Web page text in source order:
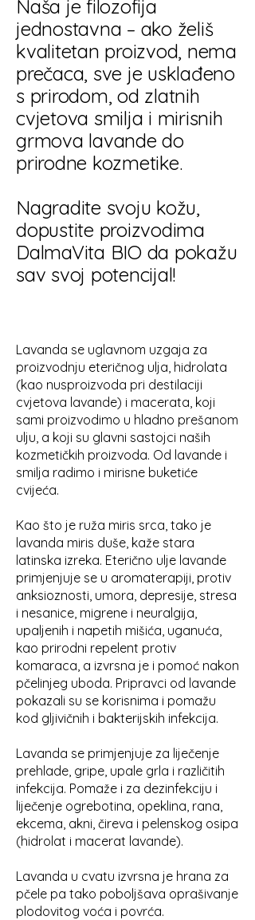
Naša je filozofija
jednostavna – ako želiš
kvalitetan proizvod, nema
prečaca, sve je usklađeno
s prirodom, od zlatnih
cvjetova smilja i mirisnih
grmova lavande do
prirodne kozmetike.
Nagradite svoju kožu,
dopustite proizvodima
DalmaVita BIO da pokažu
sav svoj potencijal!
Lavanda se uglavnom uzgaja za
proizvodnju eteričnog ulja, hidrolata
(kao nusproizvoda pri destilaciji
cvjetova lavande) i macerata, koji
sami proizvodimo u hladno prešanom
ulju, a koji su glavni sastojci naših
kozmetičkih proizvoda. Od lavande i
smilja radimo i mirisne buketiće
cvijeća.
Kao što je ruža miris srca, tako je
lavanda miris duše, kaže stara
latinska izreka. Eterično ulje lavande
primjenjuje se u aromaterapiji, protiv
anksioznosti, umora, depresije, stresa
i nesanice, migrene i neuralgija,
upaljenih i napetih mišića, uganuća,
kao prirodni repelent protiv
komaraca, a izvrsna je i pomoć nakon
pčelinjeg uboda. Pripravci od lavande
pokazali su se korisnima i pomažu
kod gljivičnih i bakterijskih infekcija.
Lavanda se primjenjuje za liječenje
prehlade, gripe, upale grla i različitih
infekcija. Pomaže i za dezinfekciju i
liječenje ogrebotina, opeklina, rana,
ekcema, akni, čireva i pelenskog osipa
(hidrolat i macerat lavande).
Lavanda u cvatu izvrsna je hrana za
pčele pa tako poboljšava oprašivanje
plodovitog voća i povrća.